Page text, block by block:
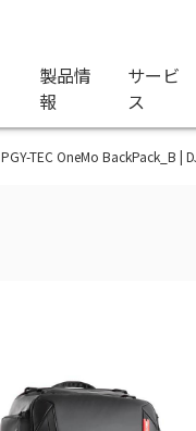
製品情
報
サービ
ス
PGY-TEC OneMo BackPack_B |